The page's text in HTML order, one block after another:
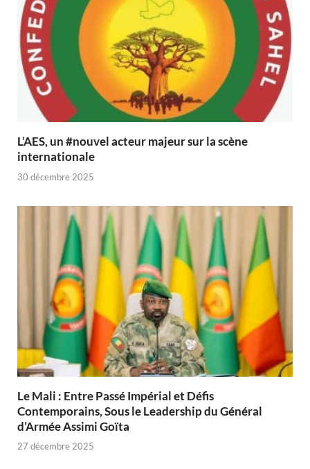
L’AES, un #nouvel acteur majeur sur la scène
internationale
30 décembre 2025
Le Mali : Entre Passé Impérial et Défis
Contemporains, Sous le Leadership du Général
d’Armée Assimi Goïta
27 décembre 2025